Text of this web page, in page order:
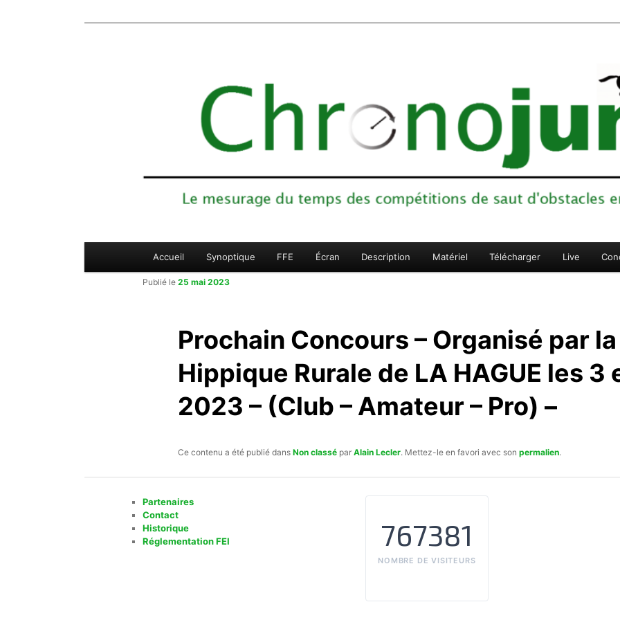
principal
Accueil Synoptique FFE Écran Description Matériel Télécharger Live
Prochain Concours – Organisé par
Hippique Rurale de LA HAGUE les 3
2023 – (Club – Amateur – Pro) –
Publié le 25 mai 2023
Ce contenu a été publié dans Non classépar Alain Lecler. Mettez-le en favori avec son permalien.
Partenaires
Contact
Historique
Réglementation FEI
767381
NOMBRE DE VISITEURS